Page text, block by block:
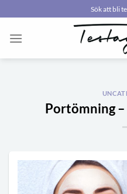
to
content
Sök att bli
Portömning